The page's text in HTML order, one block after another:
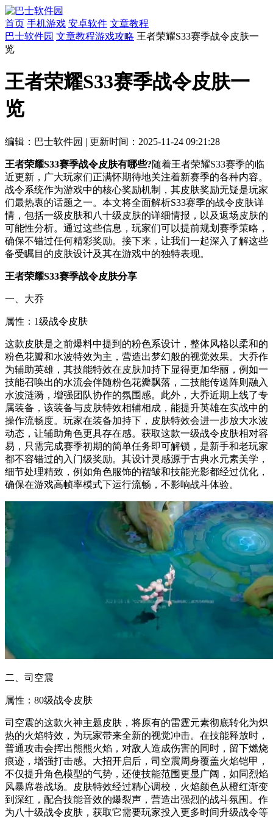
首页 手机游戏 安卓软件 文章教程
巴士软件园 文章教程游戏攻略 王者荣耀S33赛季战令皮肤一
览
王者荣耀S33赛季战令皮肤一
览
编辑：巴士软件园 | 更新时间：2025-11-24 09:21:28
王者荣耀S33赛季战令皮肤有哪些?随着王者荣耀S33赛季的临
近更新，广大玩家们正满怀期待地关注着新赛季的各种内容。
战令系统作为游戏中的核心奖励机制，其皮肤奖励无疑是玩家
们最热衷的话题之一。本文将全面解析S33赛季的战令皮肤详
情，包括一级皮肤和八十级皮肤的详细情报，以及返场皮肤的
可能性分析。通过这些信息，玩家们可以提前规划赛季策略，
确保不错过任何精彩奖励。接下来，让我们一起深入了解这些
备受瞩目的皮肤设计及其在游戏中的独特表现。
王者荣耀S33赛季战令皮肤分享
一、大乔
属性：1级战令皮肤
这款皮肤是之前爆料中提到的粉色系设计，整体风格以柔和的
粉色花瓣和水波特效为主，营造出梦幻般的视觉效果。大乔作
为辅助英雄，其技能特效在皮肤加持下显得更加华丽，例如一
技能召唤出的水流会伴随粉色花瓣飘落，二技能传送阵则融入
水波涟漪，增强团队协作的氛围感。此外，大乔近期上线了专
属装备，该装备与皮肤特效相辅相成，能提升英雄在实战中的
操作流畅度。玩家在装备加持下，皮肤特效会进一步放大水波
动态，让辅助角色更具存在感。获取这款一级战令皮肤相对容
易，只需完成赛季初期的简单任务即可解锁，是新手和老玩家
都不容错过的入门级奖励。其设计灵感源于古典水元素美学，
细节处理精致，例如角色服饰的褶皱和技能光影都经过优化，
确保在游戏高帧率模式下运行流畅，不影响战斗体验。
二、司空震
属性：80级战令皮肤
司空震的这款火神主题皮肤，将原有的雷霆元素彻底转化为炽
热的火焰特效，为玩家带来全新的视觉冲击。在技能释放时，
普通攻击会挥出熊熊火焰，对敌人造成伤害的同时，留下燃烧
痕迹，增强打击感。大招开启后，司空震周身覆盖火焰铠甲，
不仅提升角色模型的气势，还使技能范围更显广阔，如同烈焰
风暴席卷战场。皮肤特效经过精心调校，火焰颜色从橙红渐变
到深红，配合技能音效的爆裂声，营造出强烈的战斗氛围。作
为八十级战令皮肤，获取它需要玩家投入更多时间升级战令等